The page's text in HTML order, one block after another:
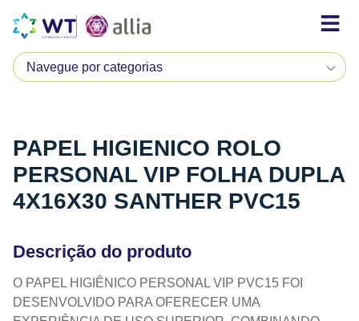
PAPEL HIGIENICO ROLO
PERSONAL VIP FOLHA DUPLA
4X16X30 SANTHER PVC15
Descrição do produto
O PAPEL HIGIÊNICO PERSONAL VIP PVC15 FOI
DESENVOLVIDO PARA OFERECER UMA